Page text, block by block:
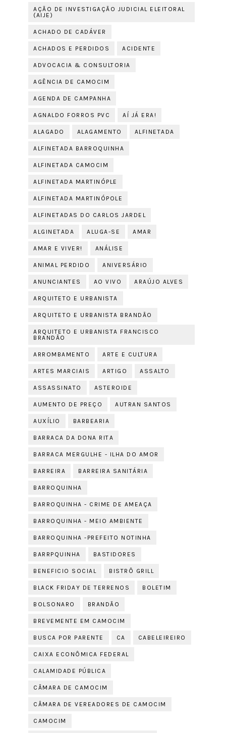
AÇÃO DE INVESTIGAÇÃO JUDICIAL ELEITORAL
(AIJE)
ACHADO DE CADÁVER
ACHADOS E PERDIDOS ACIDENTE
ADVOCACIA & CONSULTORIA
AGÊNCIA DE CAMOCIM
AGENDA DE CAMPANHA
AGNALDO FORROS PVC AÍ JÁ ERA!
ALAGADO ALAGAMENTO ALFINETADA
ALFINETADA BARROQUINHA
ALFINETADA CAMOCIM
ALFINETADA MARTINÓPLE
ALFINETADA MARTINÓPOLE
ALFINETADAS DO CARLOS JARDEL
ALGINETADA ALUGA-SE AMAR
AMAR E VIVER! ANÁLISE
ANIMAL PERDIDO ANIVERSÁRIO
ANUNCIANTES AO VIVO ARAÚJO ALVES
ARQUITETO E URBANISTA
ARQUITETO E URBANISTA BRANDÃO
ARQUITETO E URBANISTA FRANCISCO
BRANDÃO
ARROMBAMENTO ARTE E CULTURA
ARTES MARCIAIS ARTIGO ASSALTO
ASSASSINATO ASTEROIDE
AUMENTO DE PREÇO AUTRAN SANTOS
AUXÍLIO BARBEARIA
BARRACA DA DONA RITA
BARRACA MERGULHE - ILHA DO AMOR
BARREIRA BARREIRA SANITÁRIA
BARROQUINHA
BARROQUINHA - CRIME DE AMEAÇA
BARROQUINHA - MEIO AMBIENTE
BARROQUINHA -PREFEITO NOTINHA
BARRPQUINHA BASTIDORES
BENEFICIO SOCIAL BISTRÔ GRILL
BLACK FRIDAY DE TERRENOS BOLETIM
BOLSONARO BRANDÃO
BREVEMENTE EM CAMOCIM
BUSCA POR PARENTE CA CABELEIREIRO
CAIXA ECONÔMICA FEDERAL
CALAMIDADE PÚBLICA
CÂMARA DE CAMOCIM
CÂMARA DE VEREADORES DE CAMOCIM
CAMOCIM